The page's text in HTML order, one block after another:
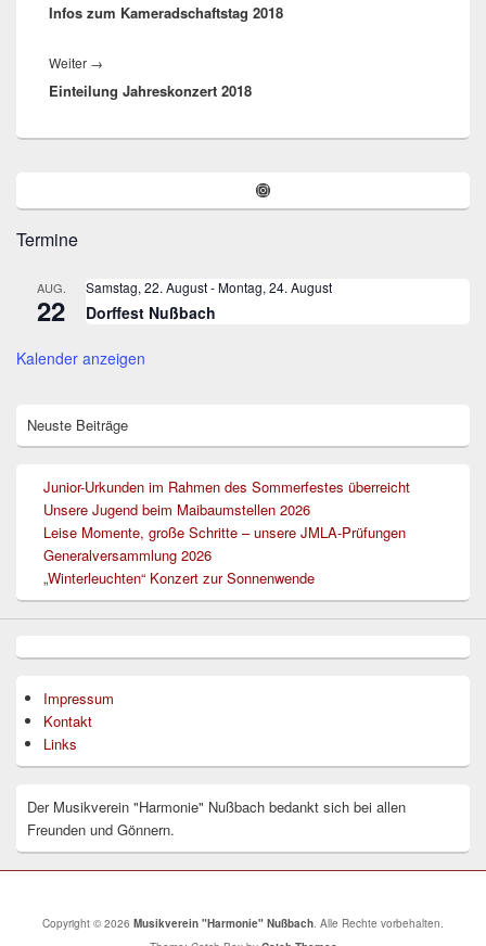
Beitrag:
Infos zum Kameradschaftstag 2018
Weiter →
Beitrag:
Einteilung Jahreskonzert 2018
Instagram
Termine
AUG.
22
Samstag, 22. August-Montag, 24. August
Dorffest Nußbach
Kalender anzeigen
Neuste Beiträge
Junior-Urkunden im Rahmen des Sommerfestes überreicht
Unsere Jugend beim Maibaumstellen 2026
Leise Momente, große Schritte – unsere JMLA-Prüfungen
Generalversammlung 2026
„Winterleuchten“ Konzert zur Sonnenwende
Impressum
Kontakt
Links
Der Musikverein "Harmonie" Nußbach bedankt sich bei allen
Freunden und Gönnern.
Copyright © 2026 Musikverein "Harmonie" Nußbach. Alle Rechte vorbehalten.